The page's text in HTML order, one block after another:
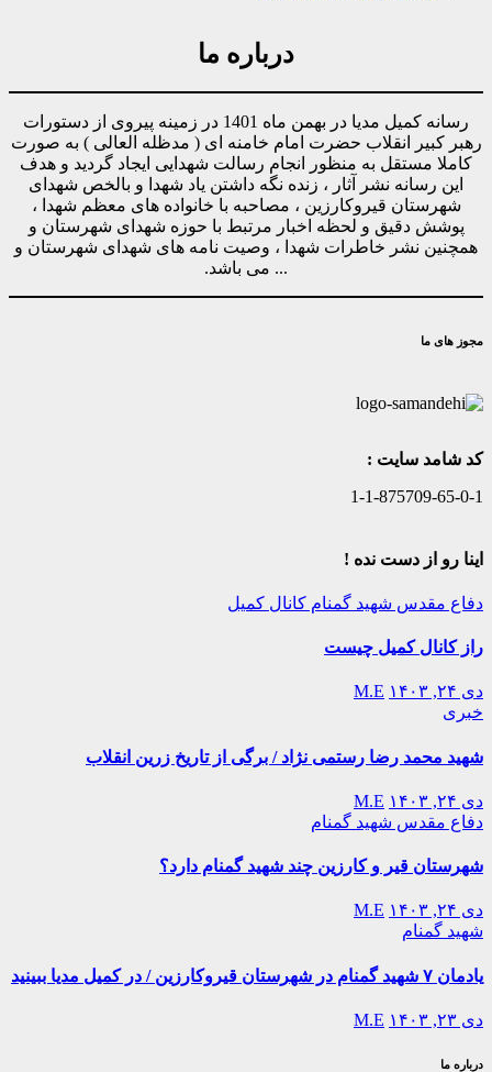
درباره ما
رسانه کمیل مدیا در بهمن ماه 1401 در زمینه پیروی از دستورات
رهبر کبیر انقلاب حضرت امام خامنه ای ( مدظله العالی ) به صورت
کاملا مستقل به منظور انجام رسالت شهدایی ایجاد گردید و هدف
این رسانه نشر آثار ، زنده نگه داشتن یاد شهدا و بالخص شهدای
شهرستان قیروکارزین ، مصاحبه با خانواده های معظم شهدا ،
پوشش دقیق و لحظه اخبار مرتبط با حوزه شهدای شهرستان و
همچنین نشر خاطرات شهدا ، وصیت نامه های شهدای شهرستان و
... می باشد.
مجوز های ما
کد شامد سایت :
1-1-875709-65-0-1
اینا رو از دست نده !
دفاع مقدس شهید گمنام کانال کمیل
راز کانال کمیل چیست
دی ۲۴, ۱۴۰۳
M.E
خبری
شهید محمد رضا رستمی نژاد / برگی از تاریخ زرین انقلاب
دی ۲۴, ۱۴۰۳
M.E
دفاع مقدس شهید گمنام
شهرستان قیر و کارزین چند شهید گمنام دارد؟
دی ۲۴, ۱۴۰۳
M.E
شهید گمنام
یادمان ۷ شهید گمنام در شهرستان قیروکارزین / در کمیل مدیا ببینید
دی ۲۳, ۱۴۰۳ M.E
درباره ما